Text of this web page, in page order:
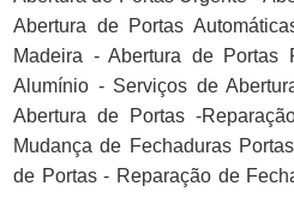
Abertura de Portas
Madeira - Abertura de Portas
Alumínio - Serviços de
Abertura de Portas -
Mudança de Fechaduras
de Portas - Reparação de